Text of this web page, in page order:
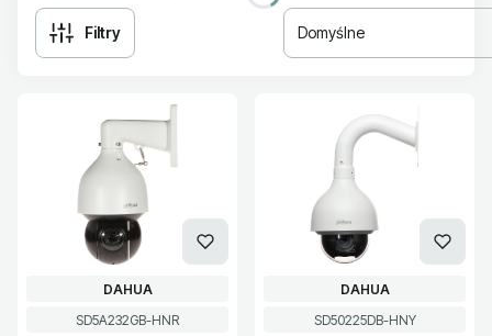
Filtry Domyślne
Kod produktu
SD5A232GB-HNR
PRODUCENT
DAHUA
Kod produktu
SD50225DB-HNY
PRODUCENT
DAHUA